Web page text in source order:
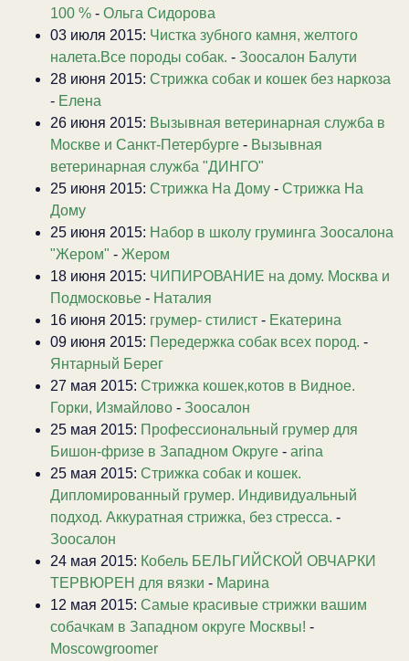
100 % - Ольга Сидорова
03 июля 2015: Чистка зубного камня, желтого
налета.Все породы собак. - Зоосалон Балути
28 июня 2015: Стрижка собак и кошек без наркоза
- Елена
26 июня 2015: Вызывная ветеринарная служба в
Москве и Санкт-Петербурге - Вызывная
ветеринарная служба "ДИНГО"
25 июня 2015: Стрижка На Дому - Стрижка На
Дому
25 июня 2015: Набор в школу груминга Зоосалона
"Жером" - Жером
18 июня 2015: ЧИПИРОВАНИЕ на дому. Москва и
Подмосковье - Наталия
16 июня 2015: грумер- стилист - Екатерина
09 июня 2015: Передержка собак всех пород. -
Янтарный Берег
27 мая 2015: Стрижка кошек,котов в Видное.
Горки, Измайлово - Зоосалон
25 мая 2015: Профессиональный грумер для
Бишон-фризе в Западном Округе - arina
25 мая 2015: Стрижка собак и кошек.
Дипломированный грумер. Индивидуальный
подход. Аккуратная стрижка, без стресса. -
Зоосалон
24 мая 2015: Кобель БЕЛЬГИЙСКОЙ ОВЧАРКИ
ТЕРВЮРЕН для вязки - Марина
12 мая 2015: Самые красивые стрижки вашим
собачкам в Западном округе Москвы! -
Moscowgroomer